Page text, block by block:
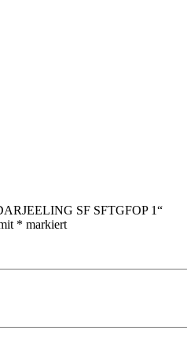
SF SFTGFOP 1“
* markiert